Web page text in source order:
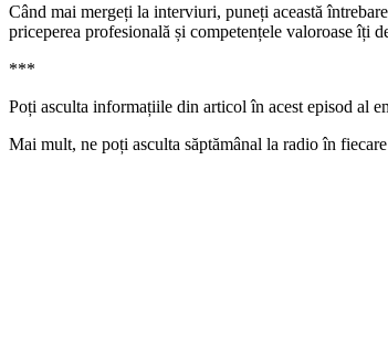
Când mai mergeți la interviuri, puneți această
priceperea profesională și competențele valoroase îți
***
Poți asculta informațiile din articol în acest episod al
Mai mult, ne poți asculta săptămânal la radio în